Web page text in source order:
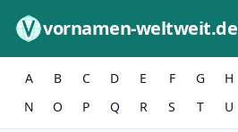
vornamen-weltweit.de
A B C D E F G H
N
O P Q R S T U